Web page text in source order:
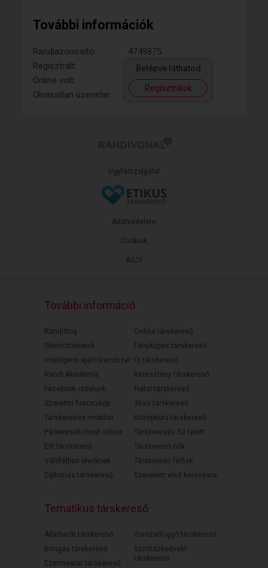
További információk
Randiazonosító:
4749875
Regisztrált:
Online volt:
Olvasatlan üzenetei:
Belépve láthatod
Regisztrálok
Ügyfélszolgálat
ÁSZF
Adatvédelem
Cookiek
További információ
Randiblog
Sikertörténetek
Intelligens ajánlórendszer
Randi Akadémia
Facebook oldalunk
Szerelmi horoszkóp
Társkeresés mobilon
Párkeresők most online
Elit társkereső
Válófélben lévőknek
Diplomás társkereső
Online társkereső
Fényképes társkereső
Új társkereső
Keresztény társkereső
Fiatal társkereső
30as társkereső
Középkorú társkereső
Társkeresés 50 felett
Társkereső nők
Társkereső férfiak
Szerelem első keresésre
Tematikus társkereső
Állatbarát társkereső
Bringás társkereső
Ezermester társkereső
Sorozatfüggő társkereső
Színházkedvelő
társkereső